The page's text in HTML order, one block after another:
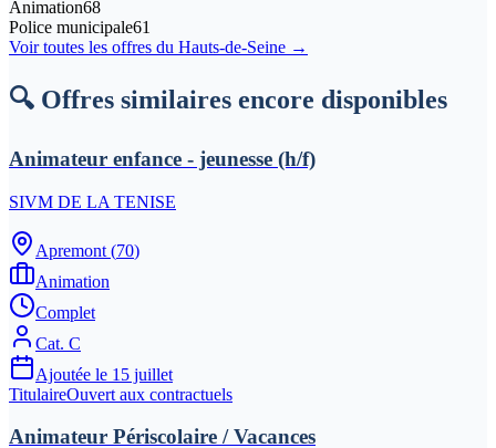
Animation68
Police municipale61
Voir toutes les offres du Hauts-de-Seine →
🔍 Offres similaires encore disponibles
Animateur enfance - jeunesse (h/f)
SIVM DE LA TENISE
Apremont (70)
Animation
Complet
Cat. C
Ajoutée le 15 juillet
TitulaireOuvert aux contractuels
Animateur Périscolaire / Vacances